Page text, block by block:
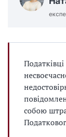
собою